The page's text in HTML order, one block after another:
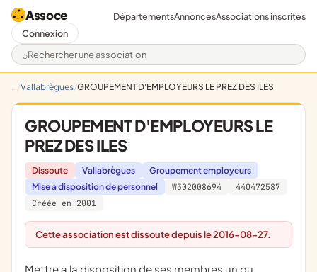
Assoce
Rechercher une association
DépartementsAnnoncesAssociations inscrites
Connexion
Vallabrègues GROUPEMENT D'EMPLOYEURS LE PREZ DES ILES
GROUPEMENT D'EMPLOYEURS LE
PREZ DES ILES
Dissoute Vallabrègues
Groupement employeurs
Mise a disposition de personnel
W302008694
440472587
Créée en 2001
Cette association est dissoute depuis le 2016-08-27.
mettre a la disposition de ses membres un ou